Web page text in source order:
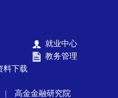
就业中心
教务管理
料下载
| 高金金融研究院